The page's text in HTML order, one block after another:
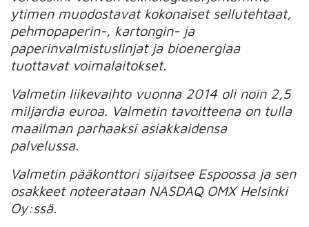
ytimen muodostavat kokonaiset sellutehtaat,
pehmopaperin-, kartongin- ja
paperinvalmistuslinjat ja bioenergiaa
tuottavat voimalaitokset.
Valmetin liikevaihto vuonna 2014 oli noin 2,5
miljardia euroa. Valmetin tavoitteena on tulla
maailman parhaaksi asiakkaidensa
palvelussa.
Valmetin pääkonttori sijaitsee Espoossa ja sen
osakkeet noteerataan NASDAQ OMX Helsinki
Oy:ssä.